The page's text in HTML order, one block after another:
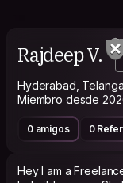
Rajdeep V.
Hyderabad,
Miembro desde
0 amigos 0
Hey I am a